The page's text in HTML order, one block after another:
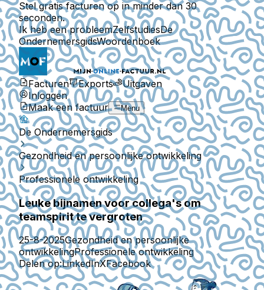
Stel gratis facturen op in minder dan 30
seconden.
Ik heb een probleemZelfstudiesDe
OndernemersgidsWoordenboek
Facturen Exports
Uitgaven
Inloggen
Maak een factuur
Menu
De Ondernemersgids
Gezondheid en persoonlijke ontwikkeling
Professionele ontwikkeling
Leuke bijnamen voor collega's om
teamspirit te vergroten
25-8-2025Gezondheid en persoonlijke
ontwikkelingProfessionele ontwikkeling
Delen op:LinkedInXFacebook